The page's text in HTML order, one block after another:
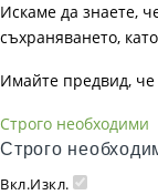
Искаме да знаете,
съхраняването,
Имайте предвид, че
Строго необходими
Строго
Вкл.Изкл.